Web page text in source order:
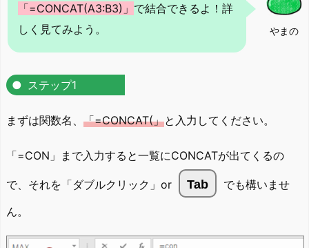
やまの
「=CONCAT(A3:B3)」 で結合できるよ！詳
しく見てみよう。
ステップ1
まずは関数名、 「=CONCAT(」と入力してください。
「=CON」まで入力すると一覧にCONCATが出てくるの
で、それを「ダブルクリック」or Tab
でも構いませ
ん。